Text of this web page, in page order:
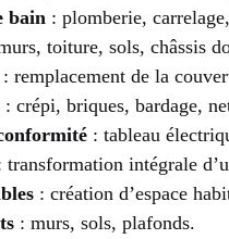
bain : plomberie,
toiture, sols, châssis
: remplacement de la
: crépi, briques, bardage,
: tableau
transformation intégrale
: création d’espace
: murs, sols, plafonds.